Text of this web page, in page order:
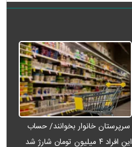
سرپرستان خانوار بخوانند/ حساب
این افراد ۴ میلیون تومان شارژ شد